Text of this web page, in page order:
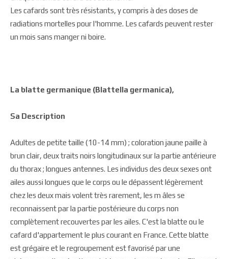
Les cafards sont très résistants, y compris à des doses de
radiations mortelles pour l'homme. Les cafards peuvent rester
un mois sans manger ni boire.
La blatte germanique (Blattella germanica),
Sa Description
Adultes de petite taille (10-14 mm) ; coloration jaune paille à
brun clair, deux traits noirs longitudinaux sur la partie antérieure
du thorax ; longues antennes. Les individus des deux sexes ont
ailes aussi longues que le corps ou le dépassent légèrement
chez les deux mais volent très rarement, les m âles se
reconnaissent par la partie postérieure du corps non
complètement recouvertes par les ailes. C'est la blatte ou le
cafard d'appartement le plus courant en France. Cette blatte
est grégaire et le regroupement est favorisé par une